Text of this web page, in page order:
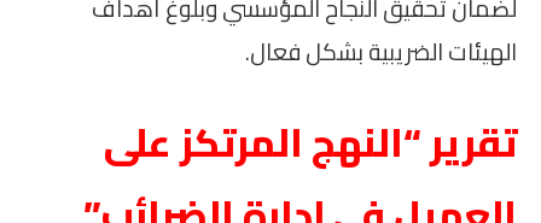
الهيئات الضريبية بشكل فعال.
تقرير “النهج المرتكز على